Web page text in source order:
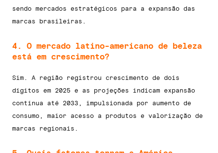
sendo mercados estratégicos para a expansão das
marcas brasileiras.
4. O mercado latino-americano de beleza
está em crescimento?
Sim. A região registrou crescimento de dois
dígitos em 2025 e as projeções indicam expansão
contínua até 2033, impulsionada por aumento de
consumo, maior acesso a produtos e valorização de
marcas regionais.